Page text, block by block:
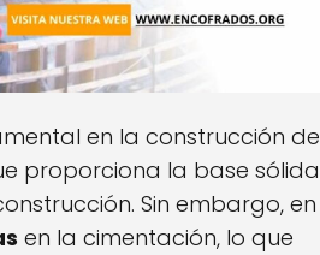
en la construcción de
proporciona la base sólida
Sin embargo, en
en la cimentación, lo que